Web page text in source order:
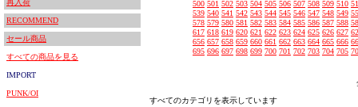
再入荷
RECOMMEND
セール商品
すべての商品を見る
IMPORT
PUNK/OI
500 501 502 503 504 505 506 507 508 509 510
539 540 541 542 543 544 545 546 547 548 549
578 579 580 581 582 583 584 585 586 587 588
617 618 619 620 621 622 623 624 625 626 627
656 657 658 659 660 661 662 663 664 665 666
695 696 697 698 699 700 701 702 703 704 705
すべてのカテゴリを表示しています